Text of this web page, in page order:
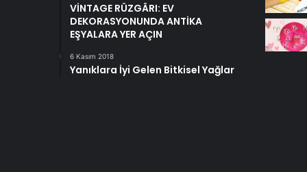
VİNTAGE RÜZGÂRI: EV
DEKORASYONUNDA ANTİKA
EŞYALARA YER AÇIN
6 Kasım 2018
Yanıklara İyi Gelen Bitkisel Yağlar